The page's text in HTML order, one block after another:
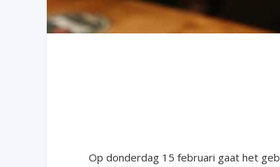
Op donderdag 15 februari gaat het